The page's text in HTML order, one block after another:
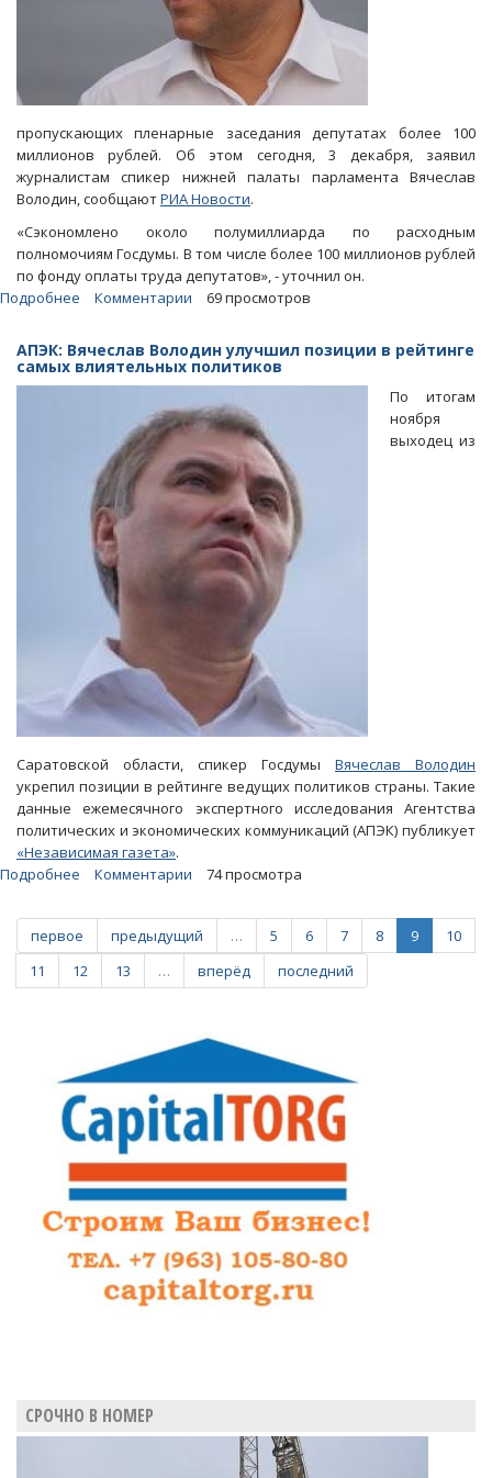
пропускающих пленарные заседания депутатах более 100
миллионов рублей. Об этом сегодня, 3 декабря, заявил
журналистам спикер нижней палаты парламента Вячеслав
Володин, сообщаютРИА Новости.
«Сэкономлено около полумиллиарда по расходным
полномочиям Госдумы. В том числе более 100 миллионов рублей
по фонду оплаты труда депутатов», - уточнил он.
Подробнее
Депутаты-
прогульщики
помогли
сэкономить
миллионов
рублей
Комментарии 69 просмотров
АПЭК: Вячеслав Володин улучшил позиции в рейтинге
самых влиятельных политиков
По итогам
ноября
выходец из
Саратовской области, спикер Госдумы Вячеслав Володин
укрепил позиции в рейтинге ведущих политиков страны. Такие
данные ежемесячного экспертного исследования Агентства
политических и экономических коммуникаций (АПЭК) публикует
«Независимая газета».
Подробнее
Вячеслав
Володин
улучшил
позиции
влиятельных
политиков
Комментарии 74 просмотра
первое предыдущий … 5 6 7 8 9
10
11
12 13 … вперёд последний
СРОЧНО В НОМЕР